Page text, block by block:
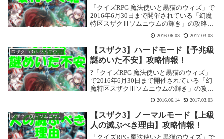
「クイズRPG 魔法使いと黒猫のウィズ」で
2016年6月30日まで開催されている「幻魔
特区スザクⅢソムニウムの輝き」の攻略記
事です。 ここではノーマルモードの【絶級
AUDEAMUS】を攻略します。幻魔特区ス
ザクⅢソムニウムの輝き ノーマル...
2016.06.03 2017.03.03
スザクⅢ(3)～ソムニウムの輝き～
【スザク3】ハードモード【予兆級
謎めいた不安】攻略情報！
?「クイズRPG 魔法使いと黒猫のウィズ」
で2016年6月30日まで開催されている「幻
魔特区スザクⅢソムニウムの輝き」の攻略
記事です。 ここではハードモードの【予兆
級 謎めいた不安】を攻略します。幻魔特区
スザクⅢソムニウムの輝き ハードモー...
2016.06.14 2017.03.03
スザクⅢ(3)～ソムニウムの輝き～
【スザク3】ノーマルモード【上級
人の滅ぶべき理由】攻略情報！
「クイズRPG 魔法使いと黒猫のウィズ」で